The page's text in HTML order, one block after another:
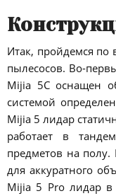
Итак, пройдемся по
пылесосов. Во-
Mijia 5C оснащен
системой
Mijia 5 лидар
работает в
предметов на полу.
для аккуратного
Mijia 5 Pro лидар в